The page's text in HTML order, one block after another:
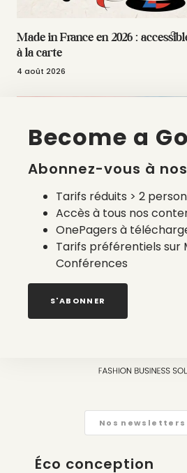
Made in France en 2026 :
à la carte
4 août 2026
La liste des prestataires du bilan
2 août 2026
Nos newsletters
Éco conception
Become a
Abonnez-vous à
Tarifs réduits > 2
Accès à tous nos
OnePagers à
Tarifs préférentiels sur
Conférences
S'ABONNER